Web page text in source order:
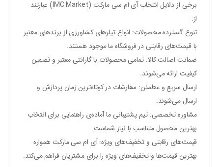
برخی از دلایل انتخابآی ام سی مارکت (IMC Market)
عبارتند
از:
تنوع گسترده محصولات: انواع تیلرهای کشاورزی از برندهای معتبر
با قیمت‌های رقابتی در فروشگاه ما موجود هستند.
ضمانت اصالت کالا: تمامی محصولات با گارانتی معتبر و تضمین
کیفیت ارائه می‌شوند.
ارسال سریع و مطمئن: سفارشات در کوتاه‌ترین زمان پردازش و
ارسال می‌شوند.
مشاوره تخصصی: تیم پشتیبانی ما آماده‌ی راهنمایی برای انتخاب
بهترین محصول متناسب با نیاز شماست.
قیمت‌های رقابتی و تخفیف‌های ویژه: آی ام سی مارکت همواره
بهترین قیمت‌ها و تخفیف‌های ویژه را برای مشتریان فراهم می‌کند.